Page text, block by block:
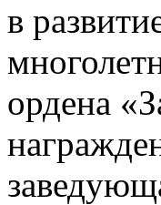
в
ордена